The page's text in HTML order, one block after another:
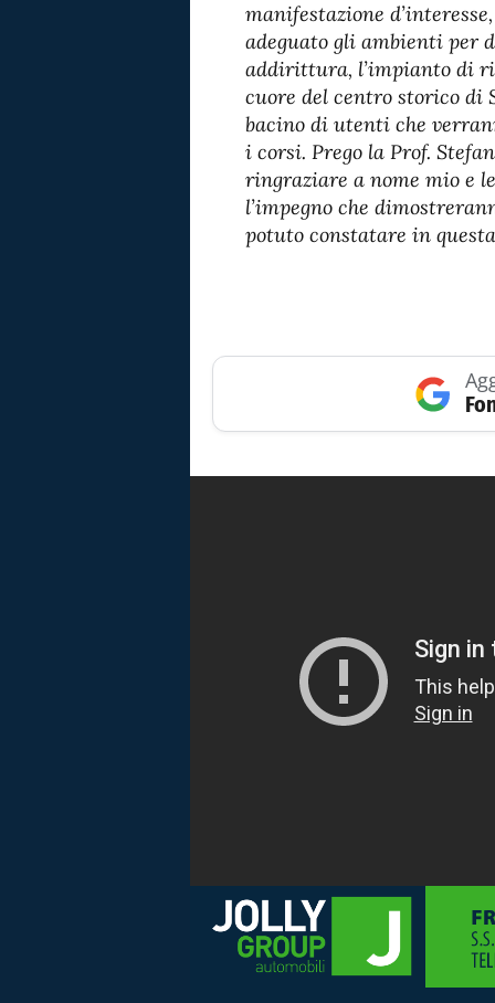
manifestazione
adeguato gli ambienti per
addirittura, l’impianto di
cuore del centro storico di
bacino di utenti che
i corsi. Prego la Prof.
ringraziare a nome mio e
l’impegno che
potuto constatare in